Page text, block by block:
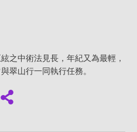
之中術法見長，年紀又為最輕，
翠山行一同執行任務。